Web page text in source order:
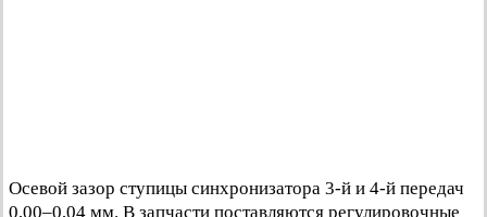
Осевой зазор ступицы синхронизатора 3-й и 4-й передач
0,00–0,04 мм. В запчасти поставляются регулировочные